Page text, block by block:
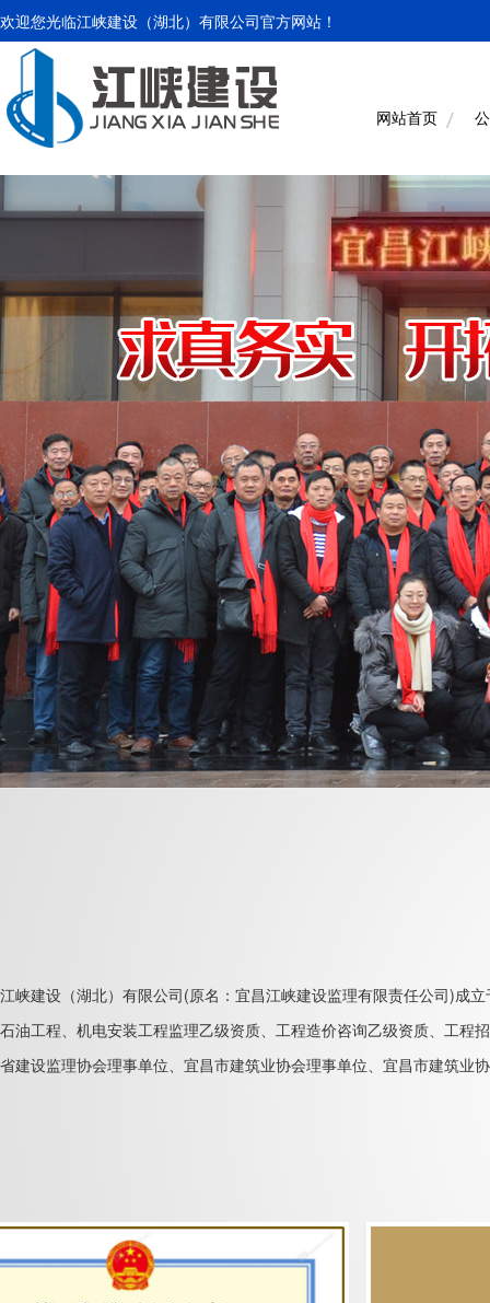
欢迎您光临江峡建设（湖北）有限公司官方网站！
网站首页
江峡建设（湖北）有限公司(原名：宜昌江峡建设监理有限责任公司)成
石油工程、机电安装工程监理乙级资质、工程造价咨询乙级资质、工程
省建设监理协会理事单位、宜昌市建筑业协会理事单位、宜昌市建筑业